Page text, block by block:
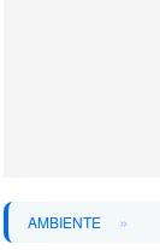
AMBIENTE »